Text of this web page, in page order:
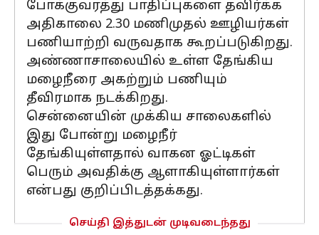
போக்குவரத்து பாதிப்புகளை தவிர்க்க
அதிகாலை 2.30 மணிமுதல் ஊழியர்கள்
பணியாற்றி வருவதாக கூறப்படுகிறது.
அண்ணாசாலையில் உள்ள தேங்கிய
மழைநீரை அகற்றும் பணியும்
தீவிரமாக நடக்கிறது.
சென்னையின் முக்கிய சாலைகளில்
இது போன்று மழைநீர்
தேங்கியுள்ளதால் வாகன ஓட்டிகள்
பெரும் அவதிக்கு ஆளாகியுள்ளார்கள்
என்பது குறிப்பிடத்தக்கது.
செய்தி இத்துடன் முடிவடைந்தது